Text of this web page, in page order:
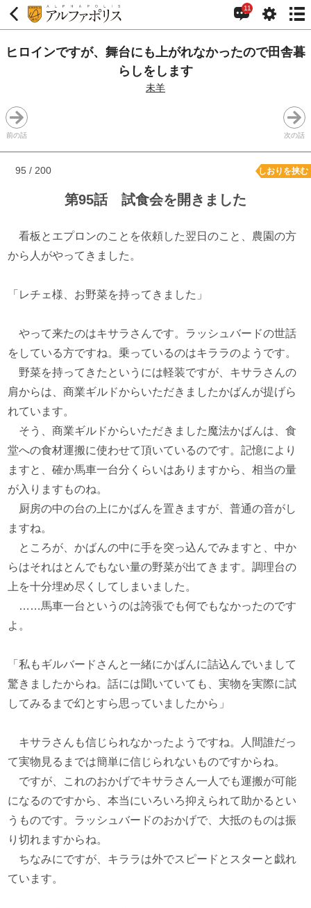
11
ヒロインですが、舞台にも上がれなかったので田舎暮
らしをします
未羊
前の話 次の話
95 / 200 しおりを挟む
第95話 試食会を開きました
看板とエプロンのことを依頼した翌日のこと、農園の方
から人がやってきました。
「レチェ様、お野菜を持ってきました」
やって来たのはキサラさんです。ラッシュバードの世話
をしている方ですね。乗っているのはキララのようです。
野菜を持ってきたというには軽装ですが、キサラさんの
肩からは、商業ギルドからいただきましたかばんが提げら
れています。
そう、商業ギルドからいただきました魔法かばんは、食
堂への食材運搬に使わせて頂いているのです。記憶により
ますと、確か馬車一台分くらいはありますから、相当の量
が入りますものね。
厨房の中の台の上にかばんを置きますが、普通の音がし
ますね。
ところが、かばんの中に手を突っ込んでみますと、中か
らはそれはとんでもない量の野菜が出てきます。調理台の
上を十分埋め尽くしてしまいました。
……馬車一台というのは誇張でも何でもなかったのです
よ。
「私もギルバードさんと一緒にかばんに詰込んでいまして
驚きましたからね。話には聞いていても、実物を実際に試
してみるまで幻とすら思っていましたから」
キサラさんも信じられなかったようですね。人間誰だっ
て実物見るまでは簡単に信じられないものですからね。
ですが、これのおかげでキサラさん一人でも運搬が可能
になるのですから、本当にいろいろ抑えられて助かるとい
うものです。ラッシュバードのおかげで、大抵のものは振
り切れますからね。
ちなみにですが、キララは外でスピードとスターと戯れ
ています。